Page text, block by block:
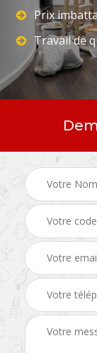
Prix
Travail de